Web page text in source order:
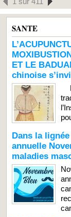
SANTE
ET LE
chinoise
Dans la
annuelle
maladies